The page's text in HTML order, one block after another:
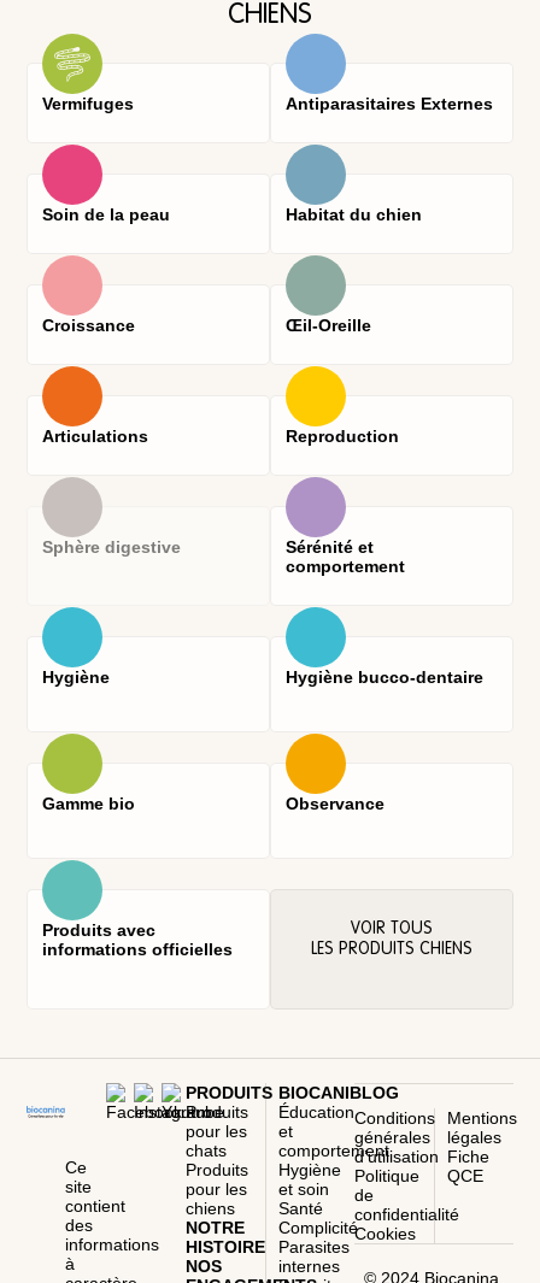
CHIENS
Vermifuges Antiparasitaires Externes
Soin de la peau Habitat du chien
Croissance Œil-Oreille
Articulations Reproduction
Sphère digestive
Sérénité et
comportement
Hygiène Hygiène bucco-dentaire
Gamme bio Observance
Produits avec
informations officielles
VOIR TOUS
LES PRODUITS CHIENS
Ce
site
contient
des
informations
à
PRODUITS
Produits
pour les
chats
Produits
pour les
chiens
NOTRE
HISTOIRE
NOS
BIOCANIBLOG
Éducation
et
comportement
Hygiène
et soin
Santé
Complicité
Parasites
internes
Conditions
générales
d’utilisation
Politique
de
confidentialité
Cookies
Mentions
légales
Fiche
QCE
© 2024 Biocanina,